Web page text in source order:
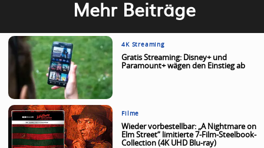
Mehr Beiträge
4K Streaming
Gratis Streaming: Disney+ und
Paramount+ wägen den Einstieg ab
Filme
Wieder vorbestellbar: „A Nightmare on
Elm Street“ limitierte 7-Film-Steelbook-
Collection (4K UHD Blu-ray)